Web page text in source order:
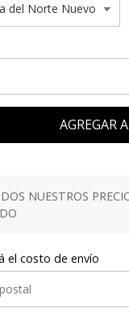
AGREGAR
NUESTROS
el costo de envío